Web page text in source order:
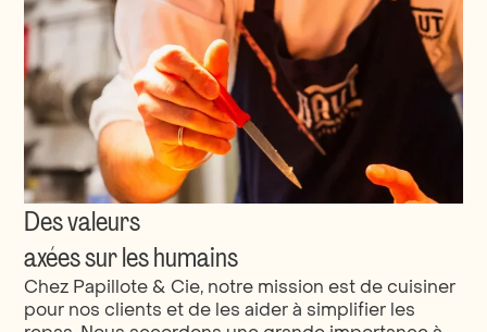
Des valeurs
axées sur les humains
Chez Papillote & Cie, notre mission est de cuisiner
pour nos clients et de les aider à simplifier les